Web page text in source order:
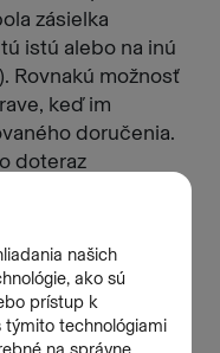
zásielka
istú alebo na inú
Rovnakú možnosť
keď im
doručenia.
doteraz
zásielky na
2026 budú
. Klienti o
webe v časti
mobilnú aplikáciu
kompenzovať